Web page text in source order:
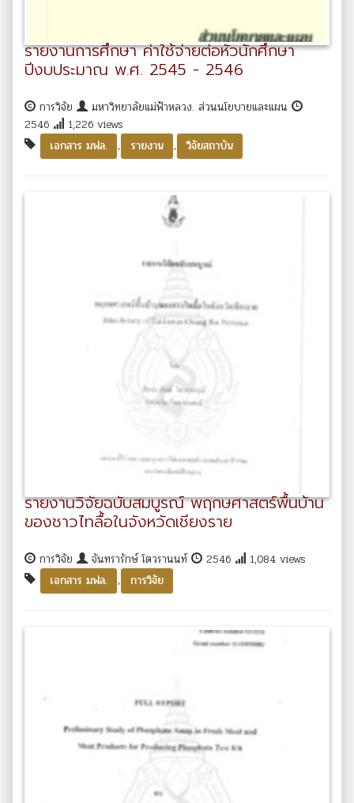
รายงานการศึกษา ค่าใช้จ่ายต่อหัวนักศึกษา
ปีงบประมาณ พ.ศ. 2545 - 2546
การวิจัย
มหาวิทยาลัยแม่ฟ้าหลวง. ส่วนนโยบายและแผน
2546
1,226 views
เอกสาร มฟล.
, รายงาน , วิจัยสถาบัน
รายงานวิจัยฉบับสมบูรณ์ พฤกษศาสตร์พื้นบ้าน
ของชาวไทลื้อในจังหวัดเชียงราย
การวิจัย จันทรารักษ์ โตวรานนท์ 2546
1,084 views
เอกสาร มฟล.
, การวิจัย